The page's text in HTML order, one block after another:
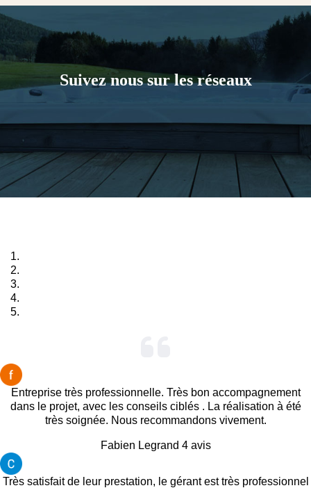
Suivez nous sur les réseaux
Entreprise très professionnelle. Très bon accompagnement
dans le projet, avec les conseils ciblés . La réalisation à été
très soignée. Nous recommandons vivement.
Fabien Legrand 4 avis
Très satisfait de leur prestation, le gérant est très professionnel